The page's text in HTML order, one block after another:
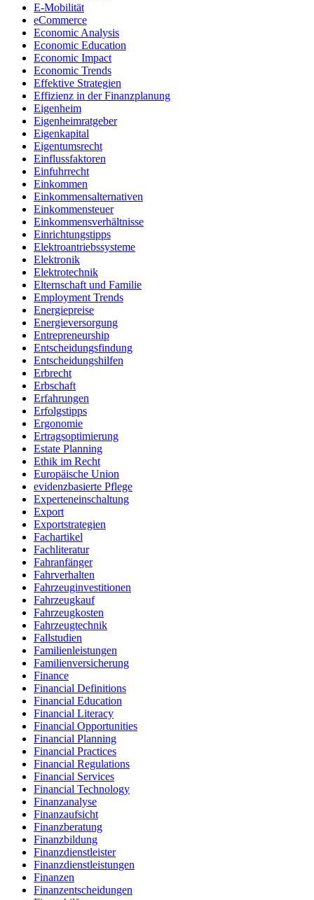
E-Mobilität
eCommerce
Economic Analysis
Economic Education
Economic Impact
Economic Trends
Effektive Strategien
Effizienz in der Finanzplanung
Eigenheim
Eigenheimratgeber
Eigenkapital
Eigentumsrecht
Einflussfaktoren
Einfuhrrecht
Einkommen
Einkommensalternativen
Einkommensteuer
Einkommensverhältnisse
Einrichtungstipps
Elektroantriebssysteme
Elektronik
Elektrotechnik
Elternschaft und Familie
Employment Trends
Energiepreise
Energieversorgung
Entrepreneurship
Entscheidungsfindung
Entscheidungshilfen
Erbrecht
Erbschaft
Erfahrungen
Erfolgstipps
Ergonomie
Ertragsoptimierung
Estate Planning
Ethik im Recht
Europäische Union
evidenzbasierte Pflege
Experteneinschaltung
Export
Exportstrategien
Fachartikel
Fachliteratur
Fahranfänger
Fahrverhalten
Fahrzeuginvestitionen
Fahrzeugkauf
Fahrzeugkosten
Fahrzeugtechnik
Fallstudien
Familienleistungen
Familienversicherung
Finance
Financial Definitions
Financial Education
Financial Literacy
Financial Opportunities
Financial Planning
Financial Practices
Financial Regulations
Financial Services
Financial Technology
Finanzanalyse
Finanzaufsicht
Finanzberatung
Finanzbildung
Finanzdienstleister
Finanzdienstleistungen
Finanzen
Finanzentscheidungen